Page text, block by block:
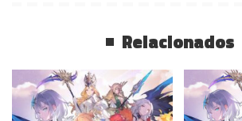
Relacionados